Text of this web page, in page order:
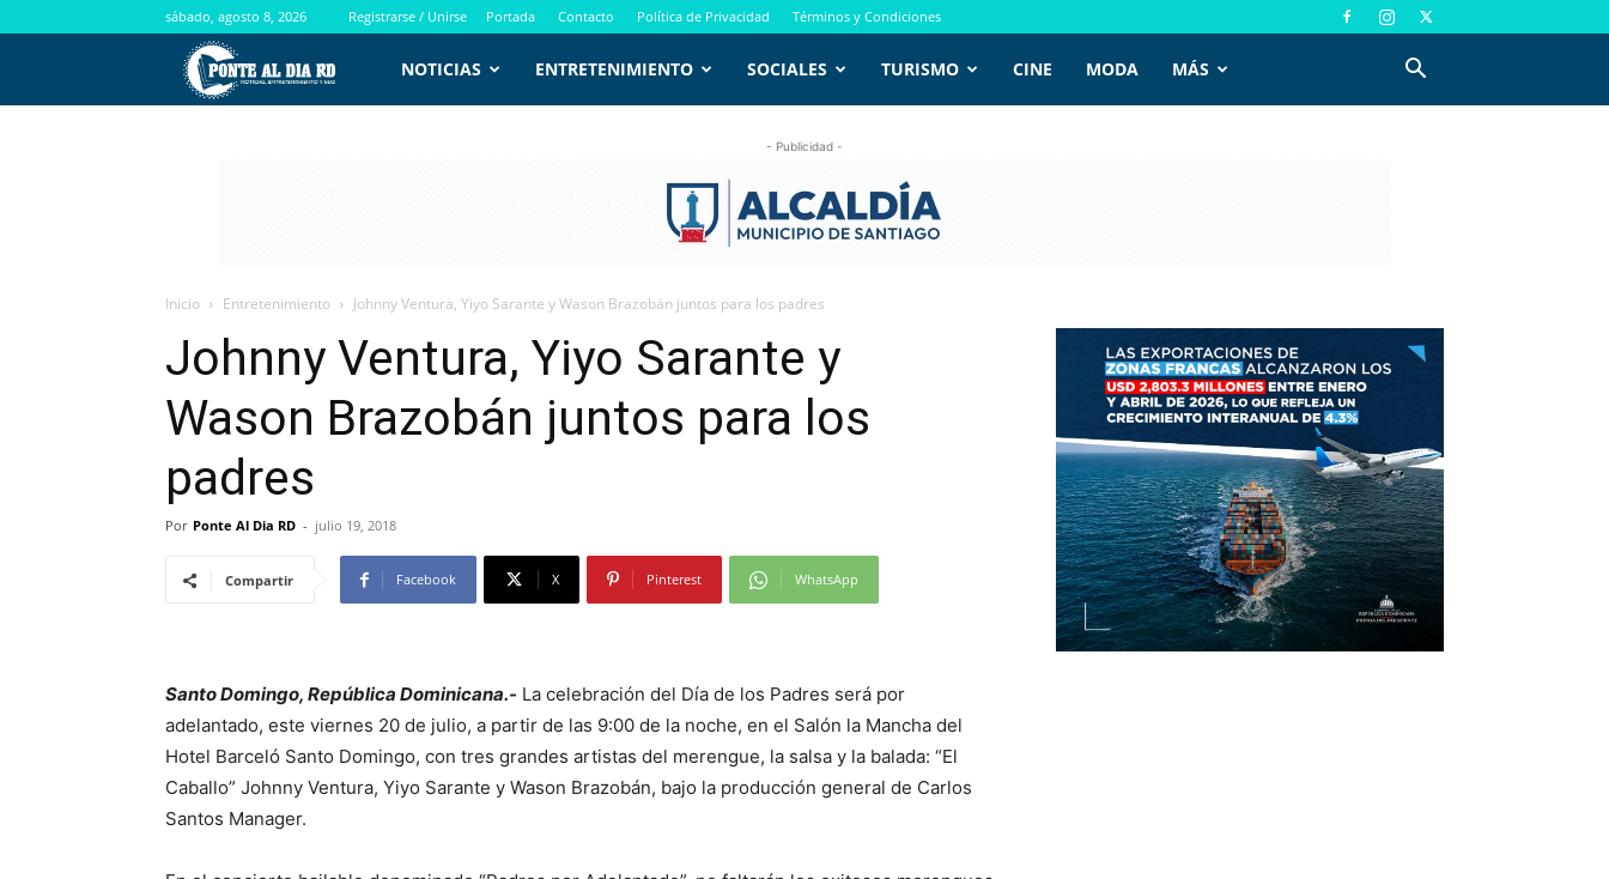
sábado, agosto 8, 2026 Registrarse / Unirse Portada Contacto Política de Privacidad Términos y Condiciones
PontealdiaRD.com
NOTICIAS ENTRETENIMIENTO SOCIALES TURISMO CINE MODA MÁS
- Publicidad -
Inicio Entretenimiento Johnny Ventura, Yiyo Sarante y Wason Brazobán juntos para los padres
Johnny Ventura, Yiyo Sarante y
Wason Brazobán juntos para los
padres
Por Ponte Al Dia RD - julio 19, 2018
Compartir Facebook X Pinterest WhatsApp
Santo Domingo, República Dominicana.- La celebración del Día de los Padres será por
adelantado, este viernes 20 de julio, a partir de las 9:00 de la noche, en el Salón la Mancha del
Hotel Barceló Santo Domingo, con tres grandes artistas del merengue, la salsa y la balada: “El
Caballo” Johnny Ventura, Yiyo Sarante y Wason Brazobán, bajo la producción general de Carlos
Santos Manager.